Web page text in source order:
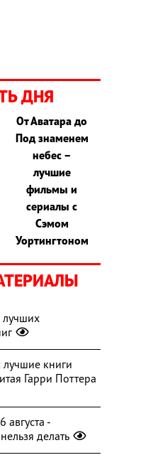
ДНЯ
От Аватара до
Под знаменем
небес –
лучшие
фильмы и
сериалы с
Сэмом
Уортингтоном
книги
Гарри Поттера
августа -
делать